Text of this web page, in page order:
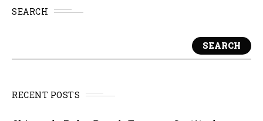
SEARCH
SEARCH
RECENT POSTS